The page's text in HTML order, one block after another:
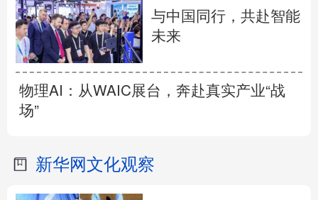
与中国同行，共赴智能
未来
物理AI：从WAIC展台，奔赴真实产业“战
场”
新华网文化观察